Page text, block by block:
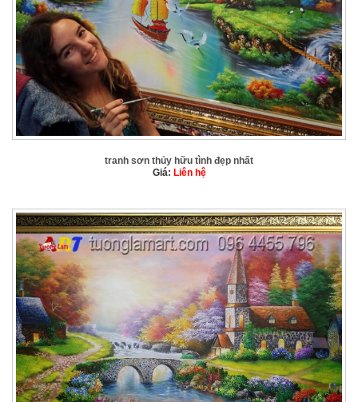
tranh sơn thủy hữu tình đẹp nhất
Giá: Liên hệ